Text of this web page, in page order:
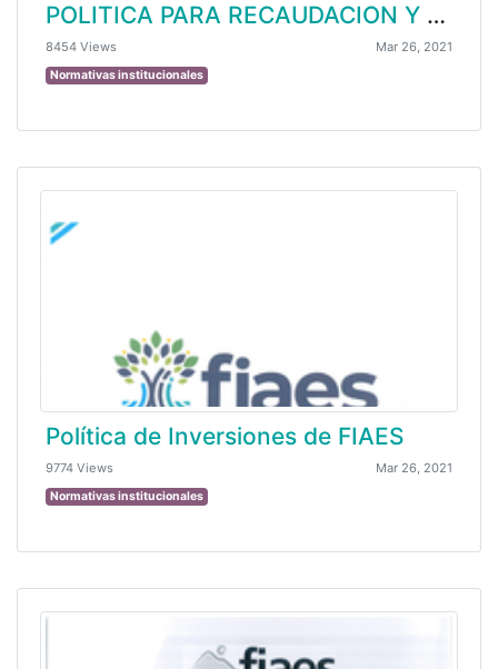
POLITICA PARA RECAUDACION Y ADMINISTRACION DE FONDOS
8454 Views Mar 26, 2021
Normativas institucionales
Política de Inversiones de FIAES
9774 Views Mar 26, 2021
Normativas institucionales